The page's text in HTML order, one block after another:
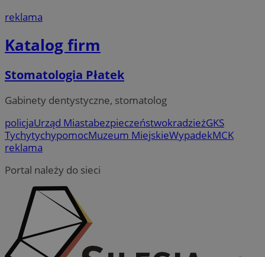
reklama
Katalog firm
Stomatologia Płatek
Gabinety dentystyczne, stomatolog
policjaUrząd MiastabezpieczeństwokradzieżGKS
TychytychypomocMuzeum MiejskieWypadekMCK
reklama
Portal należy do sieci